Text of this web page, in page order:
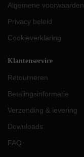
Algemene voorwaarden
Privacy beleid
Cookieverklaring
Klantenservice
Retourneren
Betalingsinformatie
Verzending & levering
Downloads
FAQ